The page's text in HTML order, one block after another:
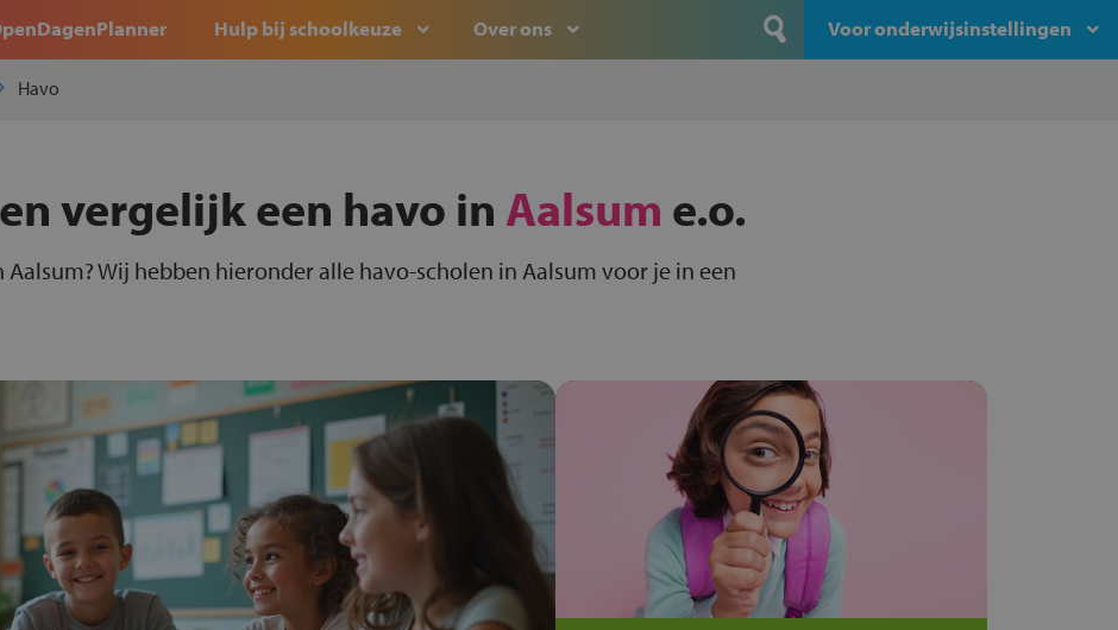
Hulp bij schoolkeuze Over ons Voor onderwijsinstellingen
Havo
vergelijk een havo in Aalsum e.o.
Aalsum? Wij hebben hieronder alle havo-scholen in Aalsum voor je in een